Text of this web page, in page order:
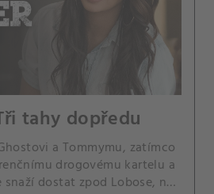
tahy dopředu
a Tommymu, zatímco
drogovému kartelu a
dostat zpod Lobose, než